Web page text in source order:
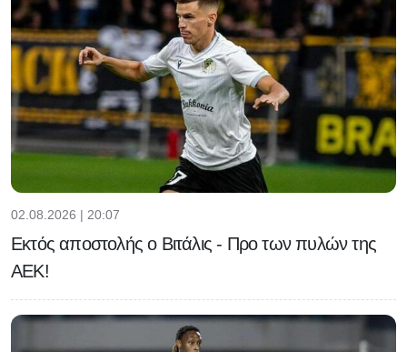
02.08.2026 | 20:07
Εκτός αποστολής ο Βιτάλις - Προ των πυλών της
ΑΕΚ!